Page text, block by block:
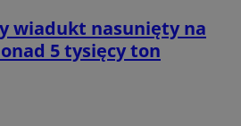
wiadukt nasunięty na
5 tysięcy ton